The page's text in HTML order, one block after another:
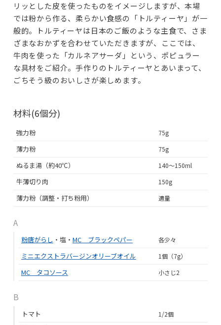
リッとした皮を使ったものをイメージしますが、本場
では粉から作る、柔らかい食感の「トルティーヤ」が一
般的。トルティーヤは日本のご飯のような主食で、さま
ざまなおかずを合わせていただきますが、ここでは、
牛肉を使った「カルネアサーダ」という、ポピュラー
な具材をご紹介。手作りのトルティーヤとあいまって、
ごちそう級のおいしさが楽しめます。
材料(6個分)
強力粉 75g
薄力粉 75g
ぬるま湯（約40℃） 140～150ml
牛薄切り肉 150g
薄力粉（調整・打ち粉用） 適量
A
粉唐がらし ・塩・ MC ブラックペパー 各少々
ミニエクストラバージンオリーブオイル 1個（7g）
MC タコソース 小さじ2
B
トマト 1/2個